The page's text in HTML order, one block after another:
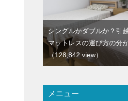
シングルかダブルか？引
マットレスの運び方の分
（128,842 view）
メニュー